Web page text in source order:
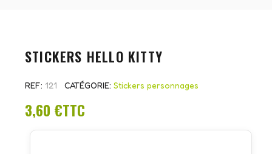
STICKERS HELLO KITTY
REF 121 CATÉGORIE Stickers personnages
3,60 €TTC